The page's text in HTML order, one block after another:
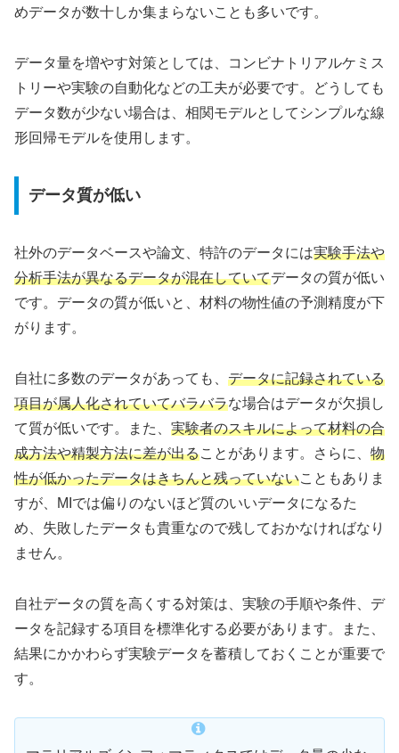
めデータが数十しか集まらないことも多いです。
データ量を増やす対策としては、コンビナトリアルケミス
トリーや実験の自動化などの工夫が必要です。どうしても
データ数が少ない場合は、相関モデルとしてシンプルな線
形回帰モデルを使用します。
データ質が低い
社外のデータベースや論文、特許のデータには実験手法や
分析手法が異なるデータが混在していてデータの質が低い
です。データの質が低いと、材料の物性値の予測精度が下
がります。
自社に多数のデータがあっても、 データに記録されている
項目が属人化されていてバラバラな場合はデータが欠損し
て質が低いです。また、 実験者のスキルによって材料の合
成方法や精製方法に差が出ることがあります。さらに、 物
性が低かったデータはきちんと残っていないこともありま
すが、MIでは偏りのないほど質のいいデータになるた
め、失敗したデータも貴重なので残しておかなければなり
ません。
自社データの質を高くする対策は、実験の手順や条件、デ
ータを記録する項目を標準化する必要があります。また、
結果にかかわらず実験データを蓄積しておくことが重要で
す。